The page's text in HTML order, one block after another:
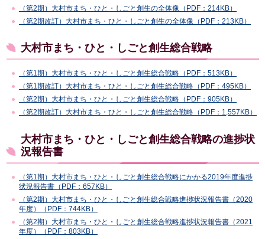
（第2期）大村市まち・ひと・しごと創生の全体像（PDF：214KB）
（第2期改訂）大村市まち・ひと・しごと創生の全体像（PDF：213KB）
大村市まち・ひと・しごと創生総合戦略
（第1期）大村市まち・ひと・しごと創生総合戦略（PDF：513KB）
（第1期改訂）大村市まち・ひと・しごと創生総合戦略（PDF：495KB）
（第2期）大村市まち・ひと・しごと創生総合戦略（PDF：905KB）
（第2期改訂）大村市まち・ひと・しごと創生総合戦略（PDF：1,557KB）
大村市まち・ひと・しごと創生総合戦略の進捗状
況報告書
（第1期）大村市まち・ひと・しごと創生総合戦略にかかる2019年度進捗
状況報告書（PDF：657KB）
（第2期）大村市まち・ひと・しごと創生総合戦略進捗状況報告書（2020
年度）（PDF：744KB）
（第2期）大村市まち・ひと・しごと創生総合戦略進捗状況報告書（2021
年度）（PDF：803KB）